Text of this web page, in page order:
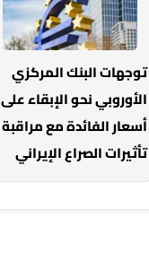
توجهات البنك المركزي
الأوروبي نحو الإبقاء على
أسعار الفائدة مع مراقبة
تأثيرات الصراع الإيراني